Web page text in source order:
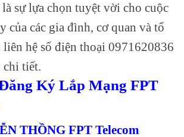
sự lựa chọn tuyệt vời cho cuộc
của các gia đình, cơ quan và tổ
hệ số điện thoại 0971620836
chi tiết.
Ký Lắp Mạng FPT
THỒNG FPT Telecom